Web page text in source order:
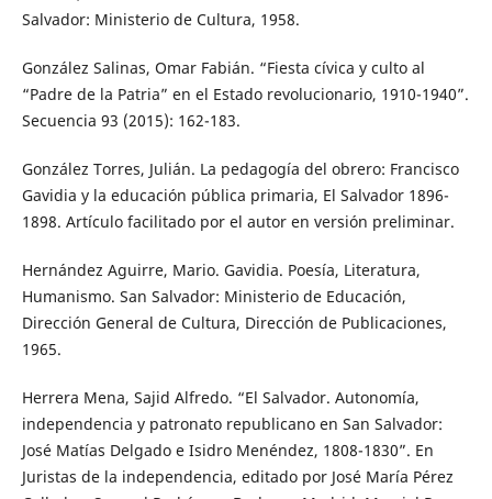
Salvador: Ministerio de Cultura, 1958.
González Salinas, Omar Fabián. “Fiesta cívica y culto al
“Padre de la Patria” en el Estado revolucionario, 1910-1940”.
Secuencia 93 (2015): 162-183.
González Torres, Julián. La pedagogía del obrero: Francisco
Gavidia y la educación pública primaria, El Salvador 1896-
1898. Artículo facilitado por el autor en versión preliminar.
Hernández Aguirre, Mario. Gavidia. Poesía, Literatura,
Humanismo. San Salvador: Ministerio de Educación,
Dirección General de Cultura, Dirección de Publicaciones,
1965.
Herrera Mena, Sajid Alfredo. “El Salvador. Autonomía,
independencia y patronato republicano en San Salvador:
José Matías Delgado e Isidro Menéndez, 1808-1830”. En
Juristas de la independencia, editado por José María Pérez